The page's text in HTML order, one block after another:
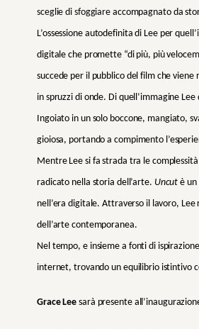
sceglie di sfoggiare accompagnato da
L’ossessione autodefinita di Lee per
digitale che promette “di più, più
succede per il pubblico del film che
in spruzzi di onde. Di quell’immagine Lee
Ingoiato in un solo boccone, mangiato,
gioiosa, portando a compimento
Mentre Lee si fa strada tra le
radicato nella storia dell’arte. Uncut è un
nell’era digitale. Attraverso il lavoro,
dell’arte contemporanea.
Nel tempo, e insieme a fonti di
internet, trovando un equilibrio istintivo
Grace Lee sarà presente